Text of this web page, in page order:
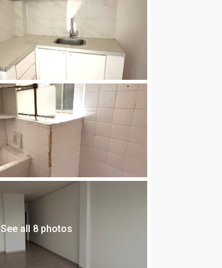
See all 8 photos